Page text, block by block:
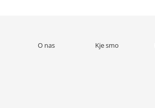
O nas Kje smo